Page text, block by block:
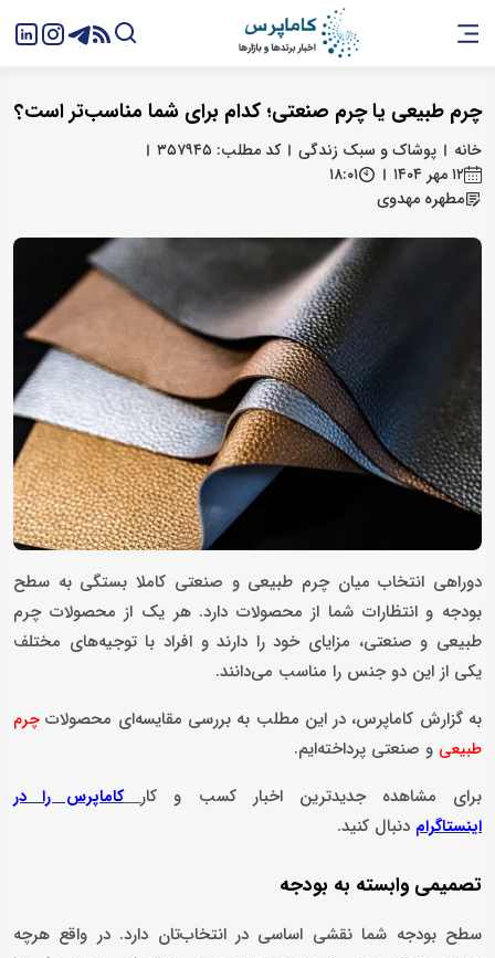
چرم طبیعی یا چرم صنعتی؛ کدام برای شما مناسب‌تر است؟
خانه پوشاک و سبک زندگی
کد مطلب: ۳۵۷۹۴۵
۱۲ مهر ۱۴۰۴
۱۸:۰۱
مطهره مهدوی
دوراهی انتخاب میان چرم طبیعی و صنعتی کاملا بستگی به سطح
بودجه و انتظارات شما از محصولات دارد. هر یک از محصولات چرم
طبیعی و صنعتی، مزایای خود را دارند و افراد با توجیه‌های مختلف
یکی از این دو جنس را مناسب می‌دانند.
به گزارش کاماپرس، در این مطلب به بررسی مقایسه‌ای محصولات چرم
طبیعی و صنعتی پرداخته‌ایم.
برای مشاهده جدیدترین اخبار کسب و کار
کاماپرس را در
اینستاگرام دنبال کنید.
تصمیمی وابسته به بودجه
سطح بودجه شما نقشی اساسی در انتخاب‌تان دارد. در واقع هرچه